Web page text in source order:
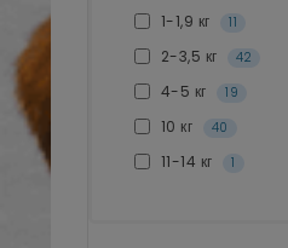
1-1,9 кг 11
2-3,5 кг 42
4-5 кг 19
10 кг 40
11-14 кг 1